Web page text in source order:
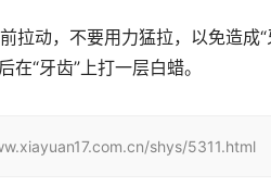
拉动，不要用力猛拉，以免造成“
“牙齿”上打一层白蜡。
shys/5311.html